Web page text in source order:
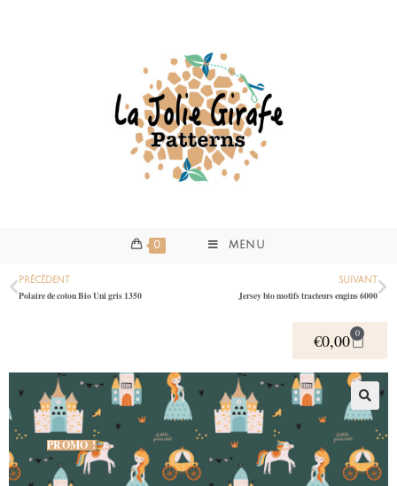
0 MENU
PRÉCÉDENT
Polaire de coton Bio Uni gris 1350
SUIVANT
Jersey bio motifs tracteurs engins 6000
€0,00 0
PROMO !